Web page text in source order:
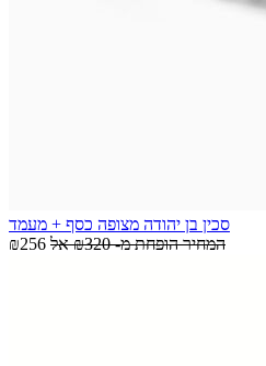
סכין בן יהודה מצופה כסף + מעמד
₪256
המחיר הופחת מ-₪320 אל